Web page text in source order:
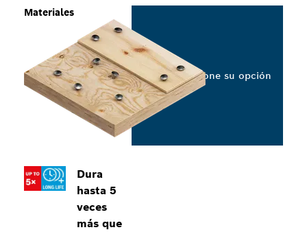
Dura
hasta 5
veces
más que
Materiales
Seleccione su opción